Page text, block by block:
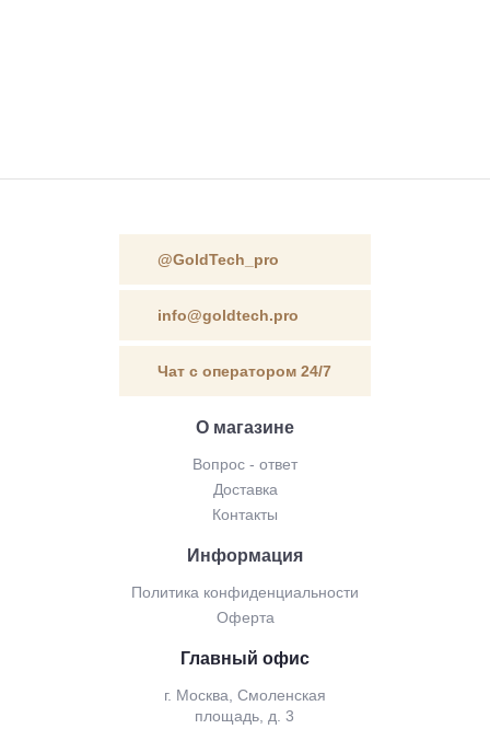
@GoldTech_pro
info@goldtech.pro
Чат с оператором 24/7
О магазине
Вопрос - ответ
Доставка
Контакты
Информация
Политика конфиденциальности
Оферта
Главный офис
г. Москва, Смоленская
площадь, д. 3